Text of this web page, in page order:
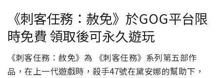
《刺客任務：赦免》於GOG平台限
時免費 領取後可永久遊玩
《刺客任務：赦免》為 《刺客任務》系列第五部作
品，在上一代遊戲時，殺手47號在黛安娜的幫助下，